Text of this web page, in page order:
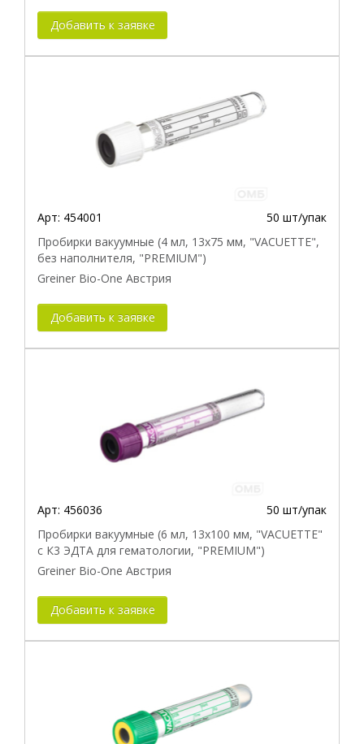
Добавить к заявке
Арт: 454001
50 шт/упак
Пробирки вакуумные (4 мл, 13х75 мм, "VACUETTE",
без наполнителя, "PREMIUM")
Greiner Bio-One Австрия
Добавить к заявке
Арт: 456036
50 шт/упак
Пробирки вакуумные (6 мл, 13х100 мм, "VACUETTE"
с К3 ЭДТА для гематологии, "PREMIUM")
Greiner Bio-One Австрия
Добавить к заявке